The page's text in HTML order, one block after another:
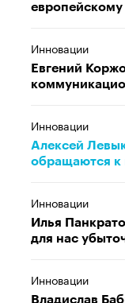
европейскому
Инновации
Евгений
Инновации
Алексей
обращаются к
Инновации
Илья
для нас
Инновации
Владислав